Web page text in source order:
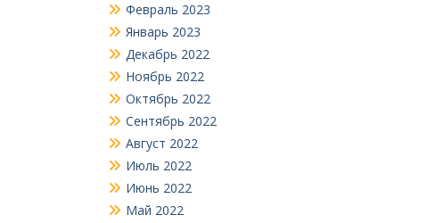
Февраль 2023
Январь 2023
Декабрь 2022
Ноябрь 2022
Октябрь 2022
Сентябрь 2022
Август 2022
Июль 2022
Июнь 2022
Май 2022